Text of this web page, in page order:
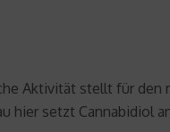
Aktivität stellt für
hier setzt Cannabidiol